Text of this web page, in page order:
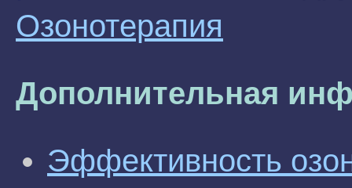
Озонотерапия
Дополнительная
Эффективность